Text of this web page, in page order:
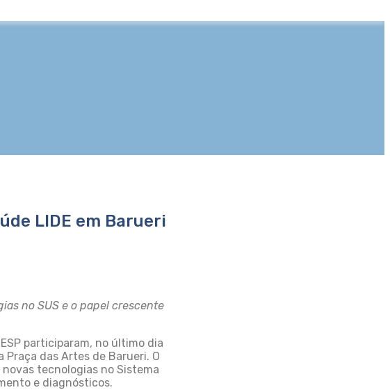
LIDE em Barueri
no SUS e o papel crescente
participaram, no último dia
Praça das Artes de Barueri. O
tecnologias no Sistema
e diagnósticos.